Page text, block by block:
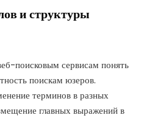
и структуры
поисковым сервисам понять
поискам юзеров.
терминов в разных
главных выражений в